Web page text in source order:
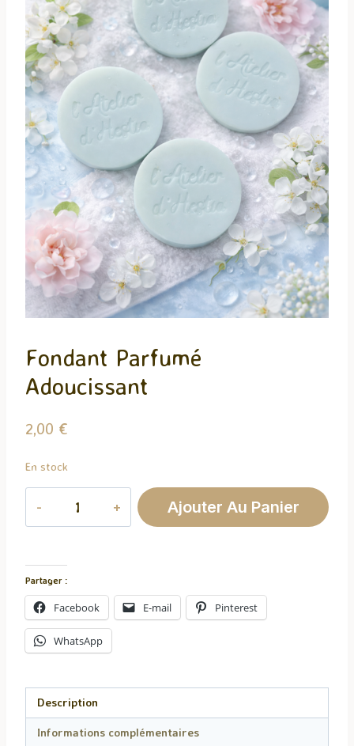
Fondant Parfumé
Adoucissant
2,00 €
En stock
Adoucissant
Ajouter Au Panier
Partager :
Facebook E-mail Pinterest
WhatsApp
Description
Informations complémentaires